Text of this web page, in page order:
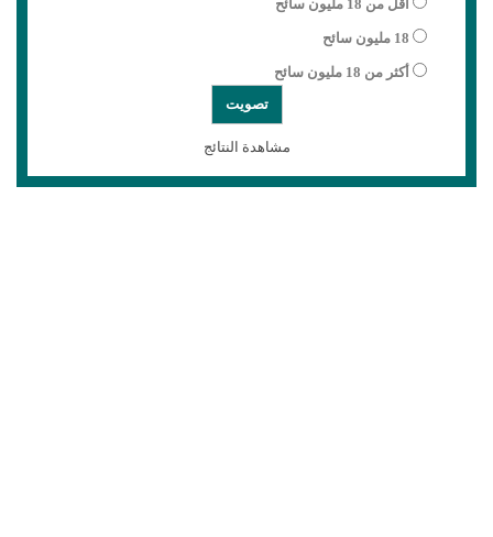
أقل من 18 مليون سائح
18 مليون سائح
أكثر من 18 مليون سائح
مشاهدة النتائج